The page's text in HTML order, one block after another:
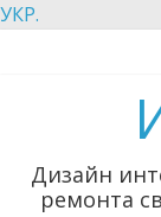
УКР.
Дизайн
ремонта